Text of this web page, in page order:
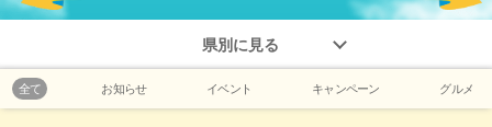
県別に見る
全て お知らせ イベント キャンペーン グルメ